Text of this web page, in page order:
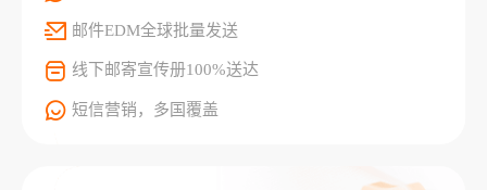
邮件EDM全球批量发送
线下邮寄宣传册100%送达
短信营销，多国覆盖